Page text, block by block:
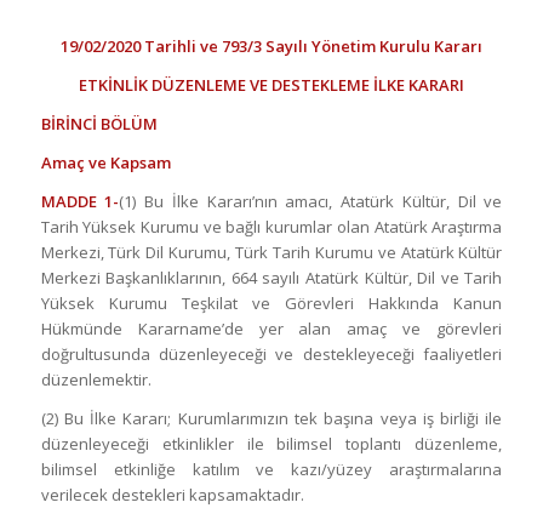
19/02/2020 Tarihli ve 793/3 Sayılı Yönetim Kurulu Kararı
ETKİNLİK DÜZENLEME VE DESTEKLEME İLKE KARARI
BİRİNCİ BÖLÜM
Amaç ve Kapsam
MADDE 1-(1) Bu İlke Kararı’nın amacı, Atatürk Kültür, Dil ve
Tarih Yüksek Kurumu ve bağlı kurumlar olan Atatürk Araştırma
Merkezi, Türk Dil Kurumu, Türk Tarih Kurumu ve Atatürk Kültür
Merkezi Başkanlıklarının, 664 sayılı Atatürk Kültür, Dil ve Tarih
Yüksek Kurumu Teşkilat ve Görevleri Hakkında Kanun
Hükmünde Kararname’de yer alan amaç ve görevleri
doğrultusunda düzenleyeceği ve destekleyeceği faaliyetleri
düzenlemektir.
(2) Bu İlke Kararı; Kurumlarımızın tek başına veya iş birliği ile
düzenleyeceği etkinlikler ile bilimsel toplantı düzenleme,
bilimsel etkinliğe katılım ve kazı/yüzey araştırmalarına
verilecek destekleri kapsamaktadır.